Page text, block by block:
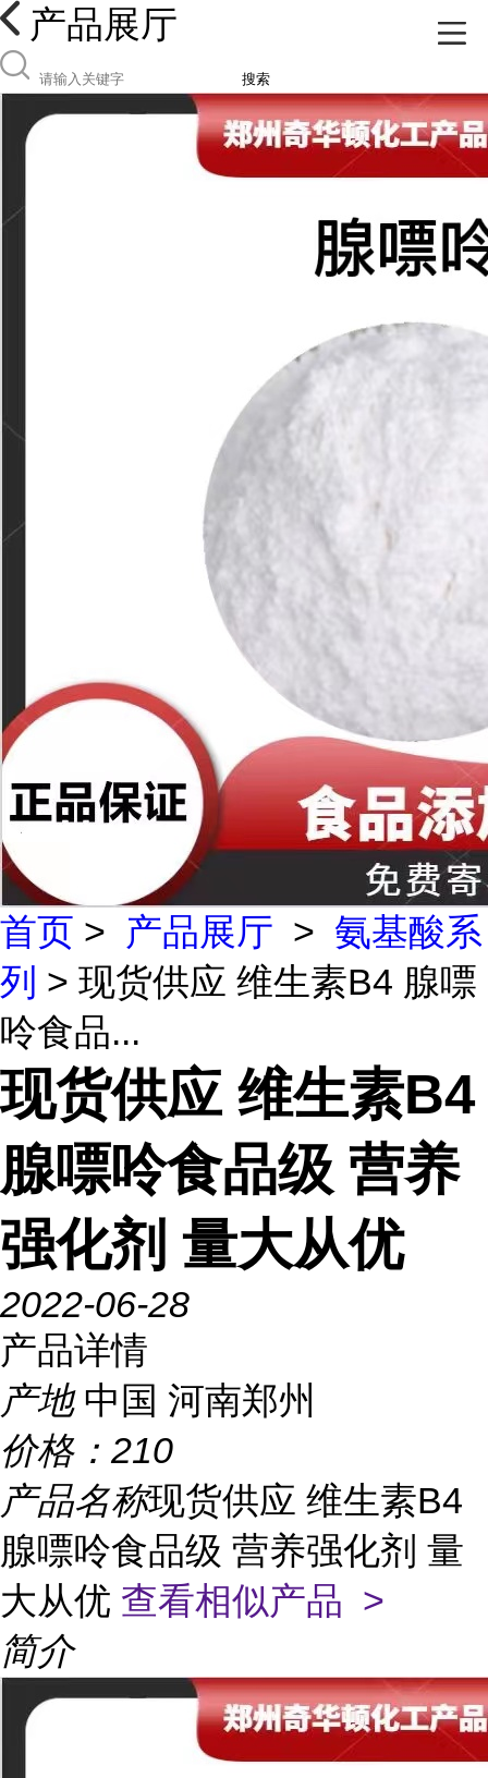
产品展厅
搜索
首页 > 产品展厅 > 氨基酸系
列 > 现货供应 维生素B4 腺嘌
呤食品...
现货供应 维生素B4
腺嘌呤食品级 营养
强化剂 量大从优
2022-06-28
产品详情
产地 中国 河南郑州
价格： 210
产品名称现货供应 维生素B4
腺嘌呤食品级 营养强化剂 量
大从优 查看相似产品 >
简介